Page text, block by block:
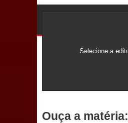
Ouça a matéria: